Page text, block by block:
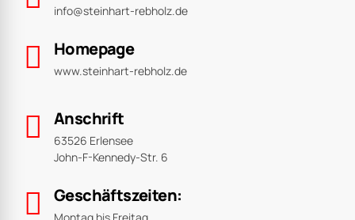
info@steinhart-rebholz.de
Homepage
www.steinhart-rebholz.de
Anschrift
63526 Erlensee
John-F-Kennedy-Str. 6
Geschäftszeiten:
Montag bis Freitag